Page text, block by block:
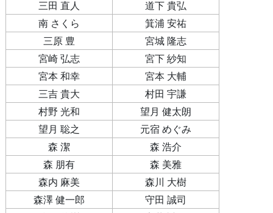
三田 直人
道下 貴弘
南 さくら
箕浦 安祐
三原 豊
宮城 隆志
宮崎 弘志
宮下 紗知
宮本 和幸
宮本 大輔
三吉 貴大
村田 宇謙
村野 光和
望月 健太朗
望月 聡之
元宿 めぐみ
森 潔
森 浩介
森 朋有
森 美雅
森内 麻美
森川 大樹
森澤 健一郎
守田 誠司